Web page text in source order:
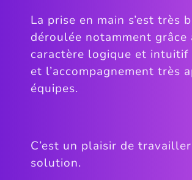
La prise en main s’est très
déroulée notamment grâce
caractère logique et
et l’accompagnement très
équipes.
C’est un plaisir de
solution.